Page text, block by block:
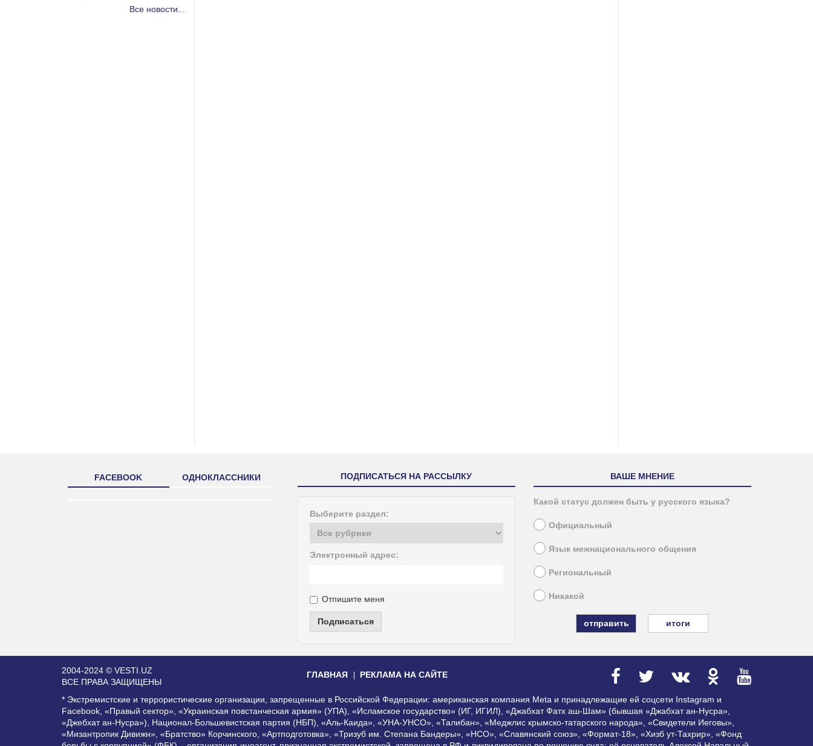
Все новости...
FACEBOOK ОДНОКЛАССНИКИ ПОДПИСАТЬСЯ НА РАССЫЛКУ
Выберите раздел:
Электронный адрес:
Отпишите меня
Подписаться
ВАШЕ МНЕНИЕ
Какой статус должен быть у русского языка?
Официальный
Язык межнационального общения
Региональный
Никакой
итоги
2004-2024 © VESTI.UZ
ВСЕ ПРАВА ЗАЩИЩЕНЫ
ГЛАВНАЯ РЕКЛАМА НА САЙТЕ
* Экстремистские и террористические организации, запрещенные в Российской Федерации: американская компания Meta и принадлежащие ей соцсети Instagram и
Facebook, «Правый сектор», «Украинская повстанческая армия» (УПА), «Исламское государство» (ИГ, ИГИЛ), «Джабхат Фатх аш-Шам» (бывшая «Джабхат ан-Нусра»,
«Джебхат ан-Нусра»), Национал-Большевистская партия (НБП), «Аль-Каида», «УНА-УНСО», «Талибан», «Меджлис крымско-татарского народа», «Свидетели Иеговы»,
«Мизантропик Дивижн», «Братство» Корчинского, «Артподготовка», «Тризуб им. Степана Бандеры», «НСО», «Славянский союз», «Формат-18», «Хизб ут-Тахрир», «Фонд